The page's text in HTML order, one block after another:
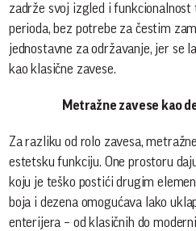
zadrže svoj izgled i
perioda, bez potrebe za čestim
jednostavne za održavanje, jer se
kao klasične zavese.
Metražne zavese kao
Za razliku od rolo zavesa,
estetsku funkciju. One prostoru
koju je teško postići drugim
boja i dezena omogućava lako
enterijera – od klasičnih do